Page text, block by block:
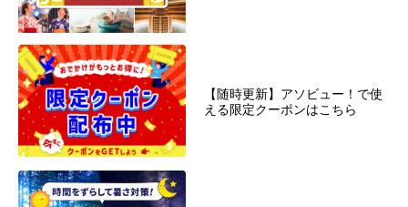
【随時更新】アソビュー！で使
える限定クーポンはこちら